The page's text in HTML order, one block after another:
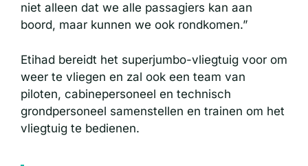
niet alleen dat we alle passagiers kan aan
boord, maar kunnen we ook rondkomen.”
Etihad bereidt het superjumbo-vliegtuig voor om
weer te vliegen en zal ook een team van
piloten, cabinepersoneel en technisch
grondpersoneel samenstellen en trainen om het
vliegtuig te bedienen.